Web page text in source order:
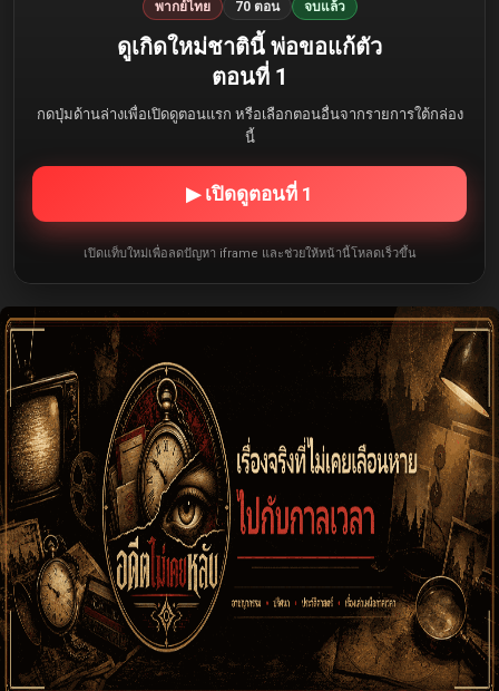
พากย์ไทย 70 ตอน จบแล้ว
ดูเกิดใหม่ชาตินี้ พ่อขอแก้ตัว
ตอนที่ 1
กดปุ่มด้านล่างเพื่อเปิดดูตอนแรก หรือเลือกตอนอื่นจากรายการใต้กล่อง
นี้
▶ เปิดดูตอนที่ 1
เปิดแท็บใหม่เพื่อลดปัญหา iframe และช่วยให้หน้านี้โหลดเร็วขึ้น